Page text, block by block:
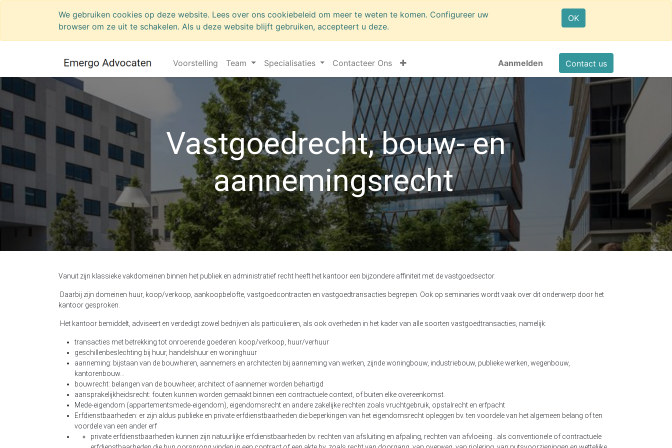
We gebruiken cookies op deze website. Lees over ons cookiebeleid om meer te weten te komen. Configureer uw
browser om ze uit te schakelen. Als u deze website blijft gebruiken, accepteert u deze.
OK
Voorstelling Team Specialisaties Contacteer Ons Aanmelden Contact us
Vastgoedrecht, bouw- en
aannemingsrecht
Vanuit zijn klassieke vakdomeinen binnen het publiek en administratief recht heeft het kantoor een bijzondere affiniteit met de vastgoedsector.
Daarbij zijn domeinen huur, koop/verkoop, aankoopbelofte, vastgoedcontracten en vastgoedtransacties begrepen. Ook op seminaries wordt vaak over dit onderwerp door het
kantoor gesproken.
Het kantoor bemiddelt, adviseert en verdedigt zowel bedrijven als particulieren, als ook overheden in het kader van alle soorten vastgoedtransacties, namelijk:
transacties met betrekking tot onroerende goederen: koop/verkoop, huur/verhuur
geschillenbeslechting bij huur, handelshuur en woninghuur
aanneming: bijstaan van de bouwheren, aannemers en architecten bij aanneming van werken, zijnde woningbouw, industriebouw, publieke werken, wegenbouw,
kantorenbouw…
bouwrecht: belangen van de bouwheer, architect of aannemer worden behartigd
aansprakelijkheidsrecht: fouten kunnen worden gemaakt binnen een contractuele context, of buiten elke overeenkomst.
Mede-eigendom (appartementsmede-eigendom), eigendomsrecht en andere zakelijke rechten zoals vruchtgebruik, opstalrecht en erfpacht
Erfdienstbaarheden: er zijn aldus publieke en private erfdienstbaarheden die beperkingen van het eigendomsrecht opleggen bv. ten voordele van het algemeen belang of ten
voordele van een ander erf
private erfdienstbaarheden kunnen zijn natuurlijke erfdienstbaarheden bv. rechten van afsluiting en afpaling, rechten van afvloeiing…als conventionele of contractuele